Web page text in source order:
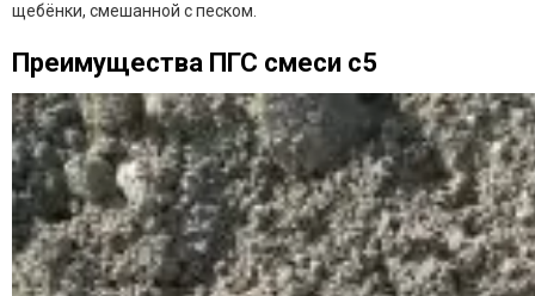
щебёнки, смешанной с песком.
Преимущества ПГС смеси с5